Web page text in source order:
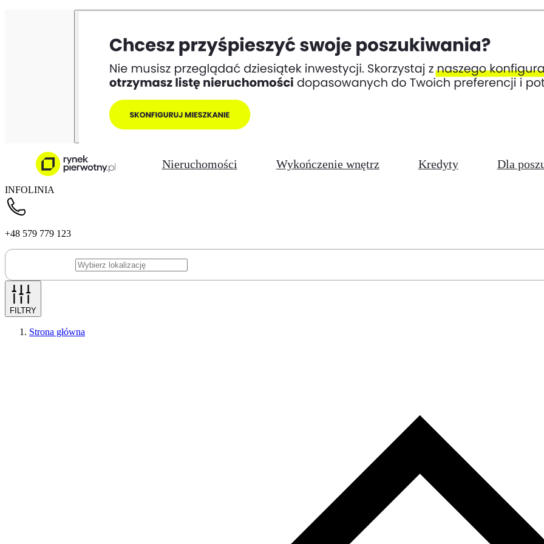
Nieruchomości Wykończenie wnętrz Kredyty Dla
INFOLINIA
+48 579 779 123
FILTRY
Strona główna